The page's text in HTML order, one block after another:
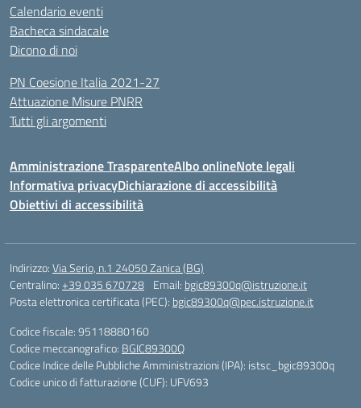
Calendario eventi
Bacheca sindacale
Dicono di noi
PN Coesione Italia 2021-27
Attuazione Misure PNRR
Tutti gli argomenti
Amministrazione TrasparenteAlbo onlineNote legali
Informativa privacyDichiarazione di accessibilità
Obiettivi di accessibilità
Indirizzo:Via Serio, n.1 24050 Zanica (BG)
Centralino:+39 035 670728 Email: bgic89300q@istruzione.it
Posta elettronica certificata (PEC): bgic89300q@pec.istruzione.it
Codice fiscale: 95118880160
Codice meccanografico: BGIC89300Q
Codice Indice delle Pubbliche Amministrazioni (IPA): istsc_bgic89300q
Codice unico di fatturazione (CUF): UFV693